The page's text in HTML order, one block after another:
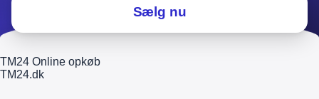
Sælg nu
TM24 Online opkøb
TM24.dk